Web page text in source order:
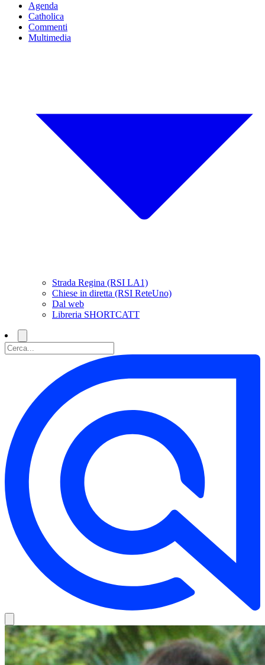
Agenda
Catholica
Commenti
Multimedia
Strada Regina (RSI LA1)
Chiese in diretta (RSI ReteUno)
Dal web
Libreria SHORTCATT